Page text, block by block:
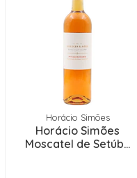
Horácio Simões
Horácio Simões
Moscatel de Setúb...